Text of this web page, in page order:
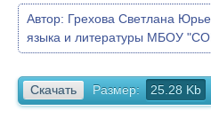
Автор: Грехова Светлана
языка и литературы МБОУ
Скачать Размер: 25.28 Kb